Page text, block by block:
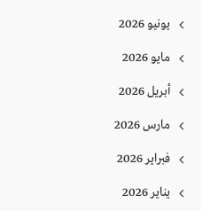
يونيو 2026
مايو 2026
أبريل 2026
مارس 2026
فبراير 2026
يناير 2026